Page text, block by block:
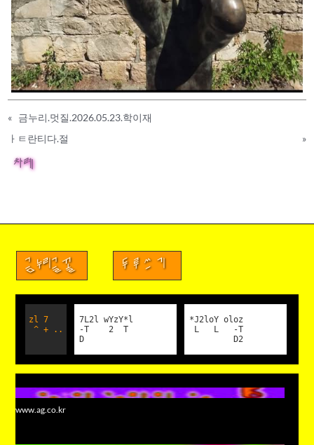
« 금누리.멋질.2026.05.23.학이재
ㅏㅌ란티다.절
»
차례
금누리글꼴 두루쓰기
zl 7
^ + ..
7L2l wYzY*l
-T 2 T
D
*J2loY oloz
L L -T
D2
www.ag.co.kr